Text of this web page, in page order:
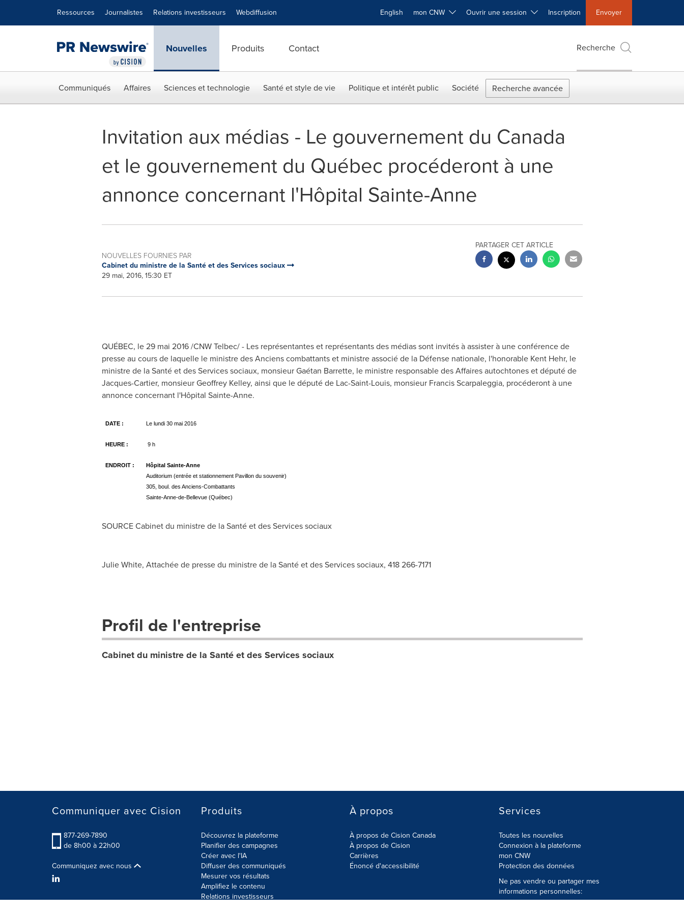
Ressources Journalistes Relations investisseurs Webdiffusion English mon CNW Ouvrir une session Inscription Envoyer
Nouvelles Produits Contact Recherche
Communiqués Affaires Sciences et technologie Santé et style de vie Politique et intérêt public Société Recherche avancée
Invitation aux médias - Le gouvernement du Canada
et le gouvernement du Québec procéderont à une
annonce concernant l'Hôpital Sainte-Anne
NOUVELLES FOURNIES PAR
Cabinet du ministre de la Santé et des Services sociaux
29 mai, 2016, 15:30 ET
PARTAGER CET ARTICLE
QUÉBEC, le 29 mai 2016 /CNW Telbec/ - Les représentantes et représentants des médias sont invités à assister à une conférence de
presse au cours de laquelle le ministre des Anciens combattants et ministre associé de la Défense nationale, l'honorable Kent Hehr, le
ministre de la Santé et des Services sociaux, monsieur Gaétan Barrette, le ministre responsable des Affaires autochtones et député de
Jacques-Cartier, monsieurGeoffrey Kelley, ainsi que le député de Lac-Saint-Louis, monsieur Francis Scarpaleggia, procéderont à une
annonce concernant l'Hôpital Sainte-Anne.
DATE : Le lundi 30 mai 2016
HEURE : 9 h
ENDROIT :
Hôpital Sainte-Anne
Auditorium (entrée et stationnement Pavillon du souvenir)
305, boul. des Anciens-Combattants
Sainte-Anne-de-Bellevue (Québec)
SOURCE Cabinet du ministre de la Santé et des Services sociaux
Julie White, Attachée de presse du ministre de la Santé et des Services sociaux, 418 266-7171
Profil de l'entreprise
Cabinet du ministre de la Santé et des Services sociaux
Communiquer avec Cision
877-269-7890
de 8h00 à 22h00
Communiquez avec nous
Produits
Découvrez la plateforme
Planifier des campagnes
Créer avec l'IA
Diffuser des communiqués
Mesurer vos résultats
Amplifiez le contenu
Relations investisseurs
À propos
À propos de Cision Canada
À propos de Cision
Carrières
Énoncé d'accessibilité
Services
Toutes les nouvelles
Connexion à la plateforme
mon CNW
Protection des données
Ne pas vendre ou partager mes
informations personnelles: